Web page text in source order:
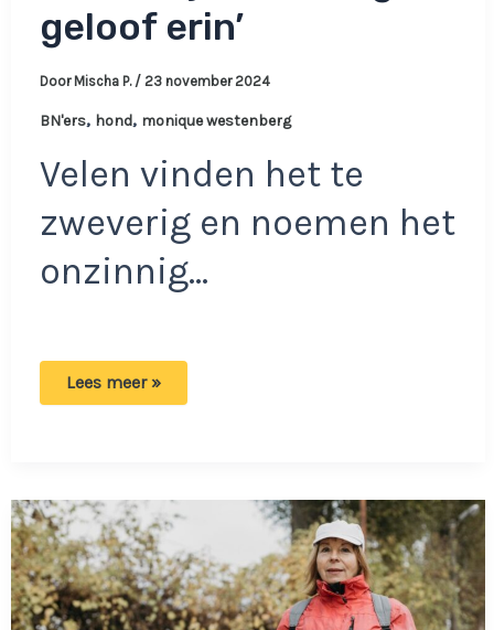
geloof erin’
Door Mischa P. / 23 november 2024
BN'ers, hond, monique westenberg
Velen vinden het te
zweverig en noemen het
onzinnig…
Monique
Lees meer »